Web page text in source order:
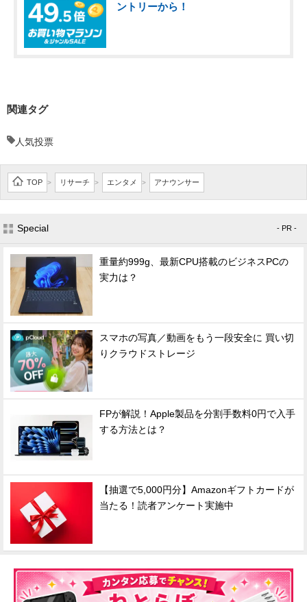
ントリーから！
関連タグ
人気投票
TOP > リサーチ > エンタメ > アナウンサー
Special - PR -
重量約999g、最新CPU搭載のビジネスPCの
実力は？
スマホの写真／動画をもう一段安全に 買い切
りクラウドストレージ
FPが解説！Apple製品を分割手数料0円で入手
する方法とは？
【抽選で5,000円分】Amazonギフトカードが
当たる！読者アンケート実施中